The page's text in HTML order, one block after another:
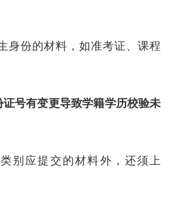
身份的材料，如准考证、课程
证号有变更导致学籍学历校验未
别应提交的材料外，还须上